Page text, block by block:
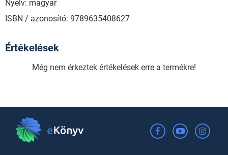
Nyelv: magyar
ISBN / azonosító: 9789635408627
Értékelések
Még nem érkeztek értékelések erre a termékre!